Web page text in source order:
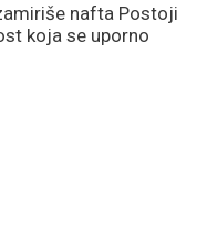
nafta Postoji
koja se uporno